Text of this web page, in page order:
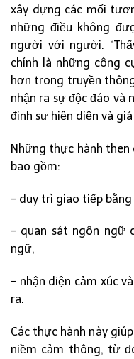
xây dựng các mối
những điều không
người với người.
chính là những công
hơn trong truyền
nhận ra sự độc đáo và
định sự hiện diện và
Những thực hành then
bao gồm:
– duy trì giao tiếp
– quan sát ngôn ngữ
ngữ,
– nhận diện cảm xúc
ra.
Các thực hành này
niềm cảm thông, từ